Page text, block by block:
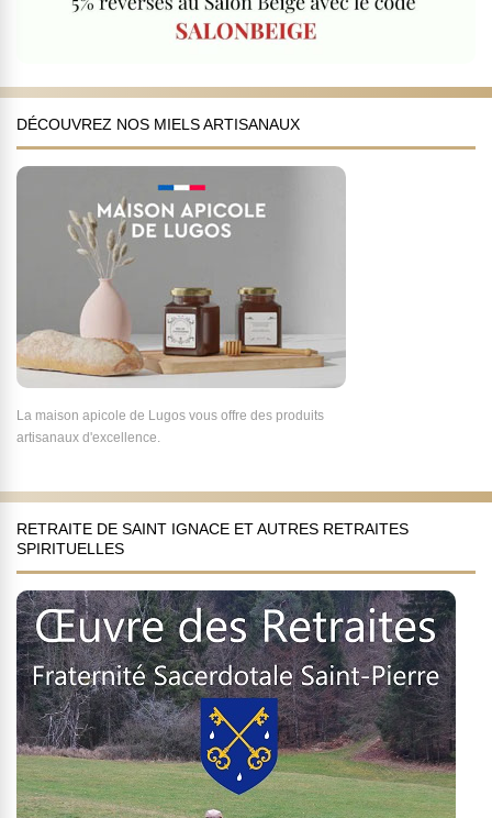
DÉCOUVREZ NOS MIELS ARTISANAUX
La maison apicole de Lugos vous offre des produits
artisanaux d'excellence.
RETRAITE DE SAINT IGNACE ET AUTRES RETRAITES
SPIRITUELLES